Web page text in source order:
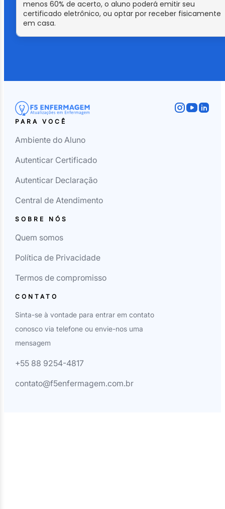
menos 60% de acerto, o aluno poderá emitir seu
certificado eletrônico, ou optar por receber fisicamente
em casa.
PARA VOCÊ
Ambiente do Aluno
Autenticar Certificado
Autenticar Declaração
Central de Atendimento
SOBRE NÓS
Quem somos
Política de Privacidade
Termos de compromisso
CONTATO
Sinta-se à vontade para entrar em contato
conosco via telefone ou envie-nos uma
mensagem
+55 88 9254-4817
contato@f5enfermagem.com.br